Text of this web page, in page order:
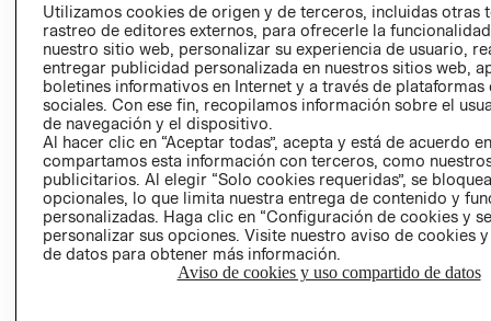
LIBRO DE
Ecuador ($)
CAMBIAR REGIÓN
Utilizamos cookies de origen y de terceros, incluidas otras
rastreo de editores externos, para ofrecerle la
nuestro sitio web, personalizar su experiencia de usuario,
entregar publicidad personalizada en nuestros sitios web,
boletines informativos en Internet y a través de plataformas
sociales. Con ese fin, recopilamos información sobre el
de navegación y el dispositivo.
Al hacer clic en “Aceptar todas”, acepta y está de acuerdo
compartamos esta información con terceros, como
publicitarios. Al elegir “Solo cookies requeridas”, se
opcionales, lo que limita nuestra entrega de contenido y
personalizadas. Haga clic en “Configuración de cookies y
personalizar sus opciones. Visite nuestro aviso de cookies
de datos para obtener más información.
Aviso de cookies y uso compartido de datos